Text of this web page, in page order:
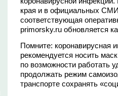
края и в официальных
соответствующая
primorsky.ru обновляется
Помните: коронавирусная
рекомендуется носить
по возможности работать
продолжать режим
транспорте сохранять